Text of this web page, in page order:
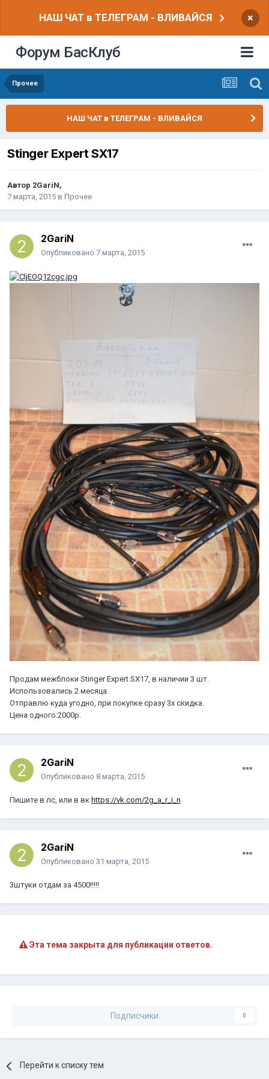
НАШ ЧАТ в ТЕЛЕГРАМ - ВЛИВАЙСЯ ×
Форум БасКлуб
Прочее
НАШ ЧАТ в ТЕЛЕГРАМ - ВЛИВАЙСЯ
Stinger Expert SX17
Автор 2GariN,
7 марта, 2015 в Прочее
2GariN
Опубликовано 7 марта, 2015
Продам межблоки Stinger Expert SX17, в наличии 3 шт.
Использовались 2 месяца.
Отправлю куда угодно, при покупке сразу 3х скидка.
Цена одного:2000р.
2GariN
Опубликовано 8 марта, 2015
Пишите в лс, или в вк https://vk.com/2g_a_r_i_n
2GariN
Опубликовано 31 марта, 2015
3штуки отдам за 4500!!!!!
Эта тема закрыта для публикации ответов.
Подписчики 0
Перейти к списку тем